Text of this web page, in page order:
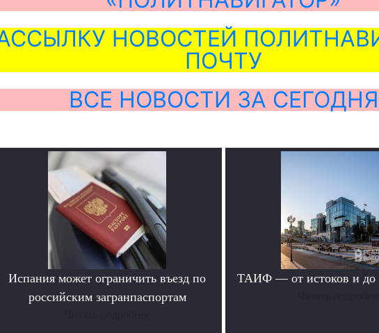
НОВОСТЕЙ
ПОЧТУ
ВСЕ НОВОСТИ ЗА СЕГОДНЯ
Испания может ограничить въезд по
российским загранпаспортам
ТАИФ — от истоков и до